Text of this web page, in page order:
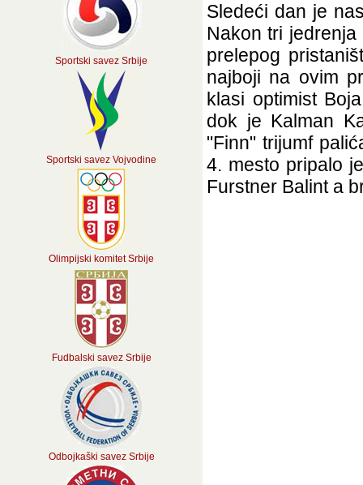
Sportski savez Srbije
Sportski savez Vojvodine
Olimpijski komitet Srbije
Fudbalski savez Srbije
Odbojkaški savez Srbije
Sledeći dan je
Nakon tri
prelepog
najboji na ovim
klasi optimist
dok je Kalman
"Finn" trijumf
4. mesto pripalo
Furstner Balint a